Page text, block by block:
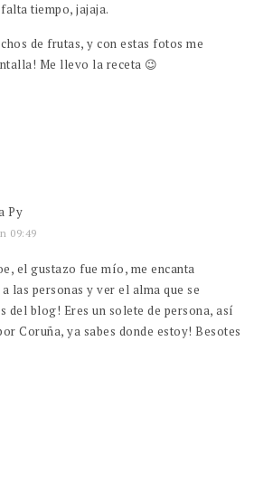
tiempo, jajaja.
de frutas, y con estas fotos me
Me llevo la receta 😉
Py
09:49
el gustazo fue mío, me encanta
las personas y ver el alma que se
del blog! Eres un solete de persona, así
Coruña, ya sabes donde estoy! Besotes